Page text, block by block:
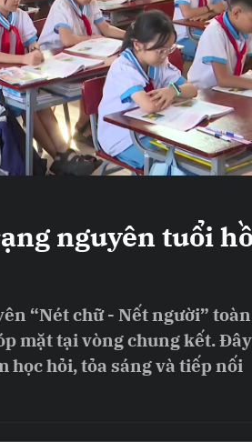
nguyên tuổi
“Nét chữ - Nết người” toàn
mặt tại vòng chung kết. Đây
học hỏi, tỏa sáng và tiếp nối